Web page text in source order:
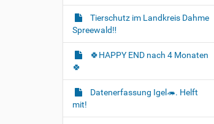
Tierschutz im Landkreis Dahme
Spreewald‼️
🍀HAPPY END nach 4 Monaten
🍀
Datenerfassung Igel🦔. Helft
mit!